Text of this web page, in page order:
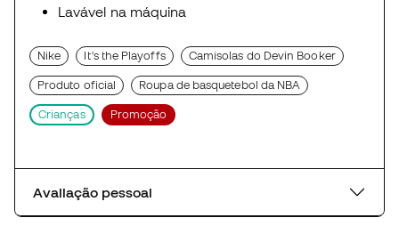
Lavável na máquina
Nike It's the Playoffs Camisolas do Devin Booker
Produto oficial Roupa de basquetebol da NBA
Crianças Promoção
Avaliação pessoal